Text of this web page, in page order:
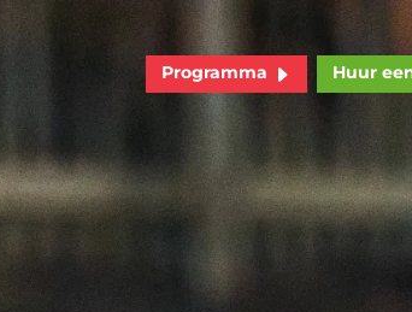
Programma Huur